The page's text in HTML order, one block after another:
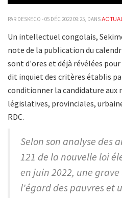
PAR DESKECO - 05 DÉC 2022 09:25, DANS
Un intellectuel congolais,
note de la publication du
sont d'ores et déjà révélées
dit inquiet des critères établis
conditionner la candidature aux
législatives, provinciales,
RDC.
Selon son analyse des
121 de la nouvelle loi
en juin 2022, une
l'égard des pauvres et